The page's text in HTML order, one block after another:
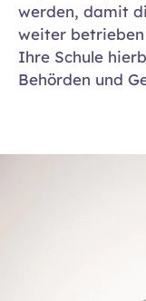
werden, damit
weiter
Ihre Schule
Behörden und